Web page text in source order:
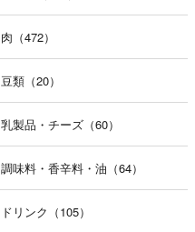
肉（472）
豆類（20）
乳製品・チーズ（60）
調味料・香辛料・油（64）
ドリンク（105）